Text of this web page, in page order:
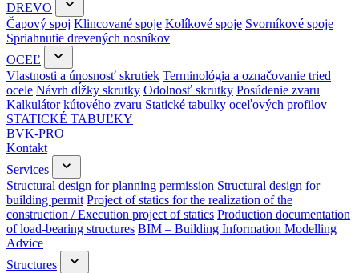
DREVO
Čapový spoj Klincované spoje Kolíkové spoje Svorníkové spoje
Spriahnutie drevených nosníkov
OCEĽ
Vlastnosti a únosnosť skrutiek Terminológia a označovanie tried
ocele Návrh dĺžky skrutky Odolnosť skrutky Posúdenie zvaru
Kalkulátor kútového zvaru Statické tabulky oceľových profilov
STATICKÉ TABUĽKY
BVK-PRO
Kontakt
Services
Structural design for planning permission Structural design for
building permit Project of statics for the realization of the
construction / Execution project of statics Production documentation
of load-bearing structures BIM – Building Information Modelling
Advice
Structures